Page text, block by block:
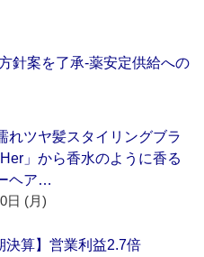
針案を了承‐薬安定供給への
れツヤ髪スタイリングブラ
」から香水のように香る
ヘア…
日 (月)
決算】営業利益2.7倍